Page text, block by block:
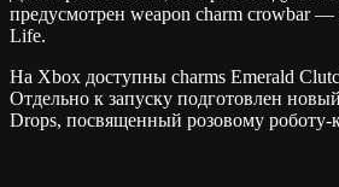
предусмотрен weapon charm crowbar —
Life.
На Xbox доступны charms Emerald
Отдельно к запуску подготовлен
Drops, посвященный розовому роботу-